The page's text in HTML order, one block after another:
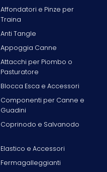
Affondatori e Pinze per
Traina
Anti Tangle
Appoggia Canne
Attacchi per Piombo o
Pasturatore
Blocca Esca e Accessori
Componenti per Canne e
Guadini
Coprinodo e Salvanodo
Elastico e Accessori
Fermagalleggianti